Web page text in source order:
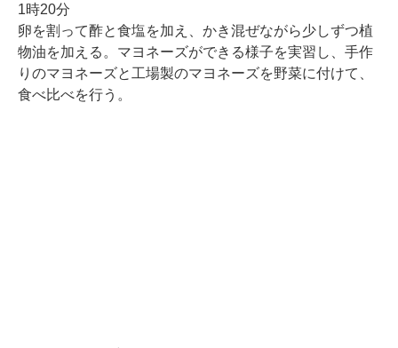
1時20分
卵を割って酢と食塩を加え、かき混ぜながら少しずつ植
物油を加える。マヨネーズができる様子を実習し、手作
りのマヨネーズと工場製のマヨネーズを野菜に付けて、
食べ比べを行う。